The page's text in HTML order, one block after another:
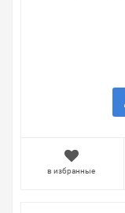
в избранные